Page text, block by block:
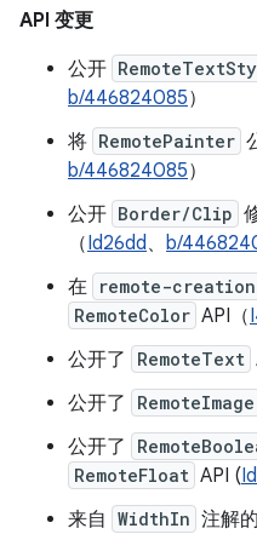
API 变更
公开
b/446824085）
将 RemotePainter
b/446824085）
公开 Border/Clip
（Id26dd、 b/
在 remote-
RemoteColor API（
公开了
RemoteText
公开了
RemoteImage
公开了
RemoteFloat API (
来自 WidthIn 注解